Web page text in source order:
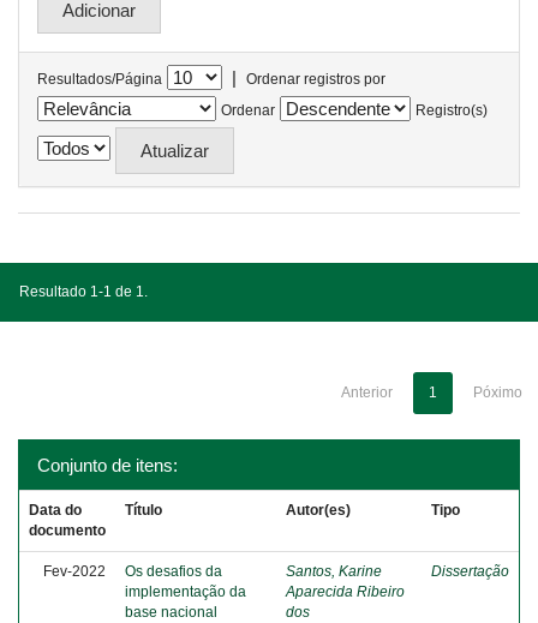
Resultados/Página |
Ordenar registros por
Ordenar
Registro(s)
Resultado 1-1 de 1.
Anterior 1 Póximo
Conjunto de itens:
Data do
documento
Título Autor(es) Tipo
Fev-2022
Os desafios da
implementação da
base nacional
Santos, Karine
Aparecida Ribeiro
dos
Dissertação